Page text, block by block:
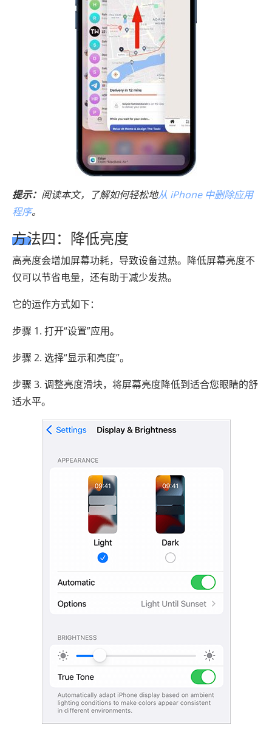
提示： 阅读本文，了解如何轻松地从 iPhone 中删除应用
程序。
方法四：降低亮度
高亮度会增加屏幕功耗，导致设备过热。降低屏幕亮度不
仅可以节省电量，还有助于减少发热。
它的运作方式如下：
步骤 1. 打开“设置”应用。
步骤 2. 选择“显示和亮度”。
步骤 3. 调整亮度滑块，将屏幕亮度降低到适合您眼睛的舒
适水平。